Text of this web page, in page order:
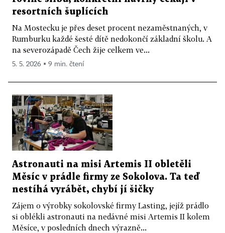
resortních šuplících
Na Mostecku je přes deset procent nezaměstnaných, v
Rumburku každé šesté dítě nedokončí základní školu. A
na severozápadě Čech žije celkem ve...
5. 5. 2026 ▪ 9 min. čtení
Astronauti na misi Artemis II obletěli
Měsíc v prádle firmy ze Sokolova. Ta teď
nestíhá vyrábět, chybí jí šičky
Zájem o výrobky sokolovské firmy Lasting, jejíž prádlo
si oblékli astronauti na nedávné misi Artemis II kolem
Měsíce, v posledních dnech výrazně...